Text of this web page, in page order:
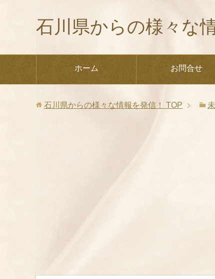
石川県からの様々な
ホーム お問合せ
石川県からの様々な情報を発信！ TOP